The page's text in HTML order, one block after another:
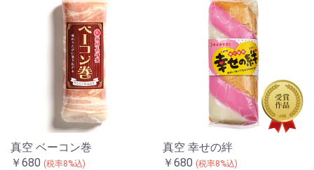
真空 ベーコン巻
￥680 (税率8%込)
真空 幸せの絆
￥680 (税率8%込)